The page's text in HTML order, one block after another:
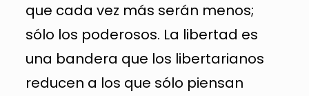
que cada vez más serán menos;
sólo los poderosos. La libertad es
una bandera que los libertarianos
reducen a los que sólo piensan